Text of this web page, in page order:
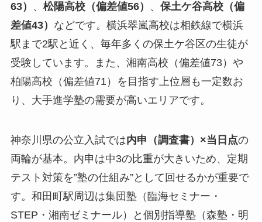
63）
、 松陽高校（偏差値56） 、 保土ケ谷高校（偏
差値43） などです。横浜翠嵐高校は相鉄線で横浜
駅まで2駅と近く、毎年多くの保土ケ谷区の生徒が
受験しています。また、湘南高校（偏差値73）や
柏陽高校（偏差値71）を目指す上位層も一定数お
り、大手進学塾の需要が高いエリアです。
神奈川県の公立入試では内申（調査書）×当日点の
両輪が基本。内申は中3の比重が大きいため、定期
テスト対策を”塾の仕組み”として回せるかが重要で
す。和田町駅周辺は集団塾（臨海セミナー・
STEP・湘南ゼミナール）と個別指導塾（森塾・明